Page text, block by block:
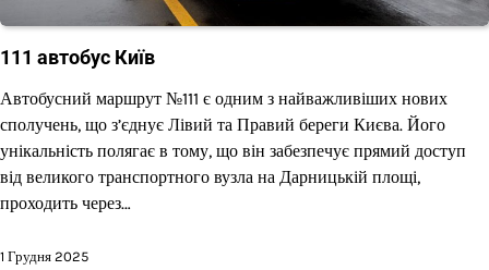
111 автобус Київ
Автобусний маршрут №111 є одним з найважливіших нових
сполучень, що з’єднує Лівий та Правий береги Києва. Його
унікальність полягає в тому, що він забезпечує прямий доступ
від великого транспортного вузла на Дарницькій площі,
проходить через…
1 Грудня 2025